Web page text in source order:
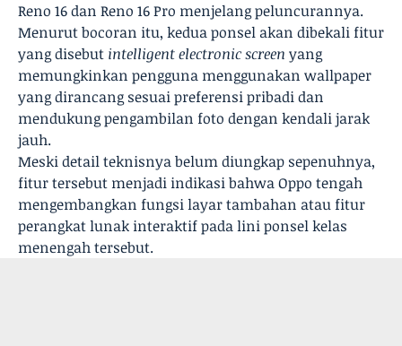
Reno 16 dan Reno 16 Pro menjelang peluncurannya.
Menurut bocoran itu, kedua ponsel akan dibekali fitur
yang disebut intelligent electronic screen yang
memungkinkan pengguna menggunakan wallpaper
yang dirancang sesuai preferensi pribadi dan
mendukung pengambilan foto dengan kendali jarak
jauh.
Meski detail teknisnya belum diungkap sepenuhnya,
fitur tersebut menjadi indikasi bahwa Oppo tengah
mengembangkan fungsi layar tambahan atau fitur
perangkat lunak interaktif pada lini ponsel kelas
menengah tersebut.